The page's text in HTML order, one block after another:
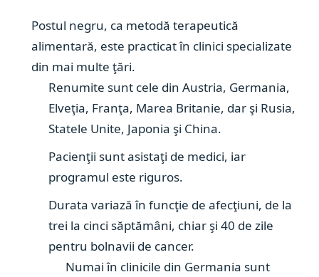
Postul negru, ca metodă terapeutică
alimentară, este practicat în clinici specializate
din mai multe ţări.
Renumite sunt cele din Austria, Germania,
Elveţia, Franţa, Marea Britanie, dar şi Rusia,
Statele Unite, Japonia şi China.
Pacienţii sunt asistaţi de medici, iar
programul este riguros.
Durata variază în funcţie de afecţiuni, de la
trei la cinci săptămâni, chiar şi 40 de zile
pentru bolnavii de cancer.
Numai în clinicile din Germania sunt